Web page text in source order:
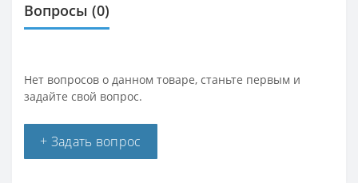
Вопросы (0)
Нет вопросов о данном товаре, станьте первым и
задайте свой вопрос.
+ Задать вопрос